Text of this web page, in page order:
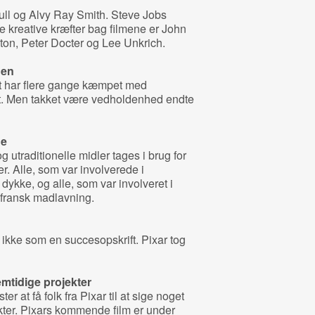
og Alvy Ray Smith. Steve Jobs
kreative kræfter bag filmene er John
Peter Docter og Lee Unkrich.
flere gange kæmpet med
takket være vedholdenhed endte
utraditionelle midler tages i brug for
Alle, som var involverede i
og alle, som var involveret i
madlavning.
som en succesopskrift. Pixar tog
projekter
at få folk fra Pixar til at sige noget
Pixars kommende film er under